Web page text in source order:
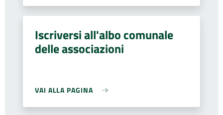
Iscriversi all'albo comunale
delle associazioni
VAI ALLA PAGINA